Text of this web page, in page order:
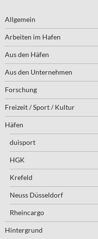
Allgemein
Arbeiten im Hafen
Aus den Häfen
Aus den Unternehmen
Forschung
Freizeit / Sport / Kultur
Häfen
duisport
HGK
Krefeld
Neuss Düsseldorf
Rheincargo
Hintergrund